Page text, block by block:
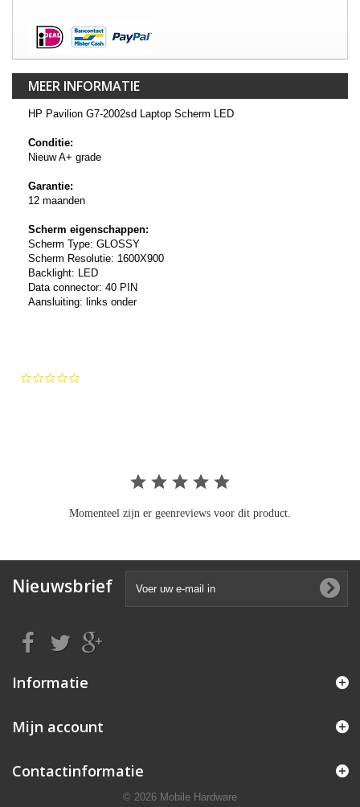
MEER INFORMATIE
HP Pavilion G7-2002sd Laptop Scherm LED
Conditie:
Nieuw A+ grade
Garantie:
12 maanden
Scherm eigenschappen:
Scherm Type: GLOSSY
Scherm Resolutie: 1600X900
Backlight: LED
Data connector: 40 PIN
Aansluiting: links onder
Momenteel zijn er geenreviews voor dit product.
Nieuwsbrief
Informatie
Mijn account
Contactinformatie
© 2026 Mobile Hardware